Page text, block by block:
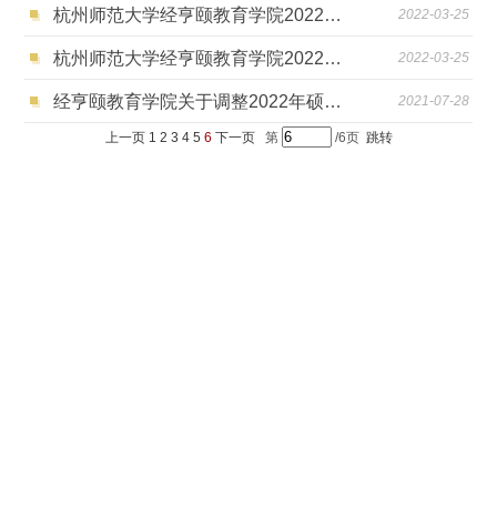
杭州师范大学经亨颐教育学院2022年硕士研究生 复试录取工作办法 2022-03-25
杭州师范大学经亨颐教育学院2022年硕士研究生招生复试考生须知 2022-03-25
经亨颐教育学院关于调整2022年硕士研究生初试科目及参考书的通知 2021-07-28
上一页 1 2 3 4 5 6 下一页 第 /6页 跳转